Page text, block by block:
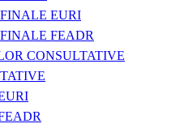
EURI
FEADR
CONSULTATIVE